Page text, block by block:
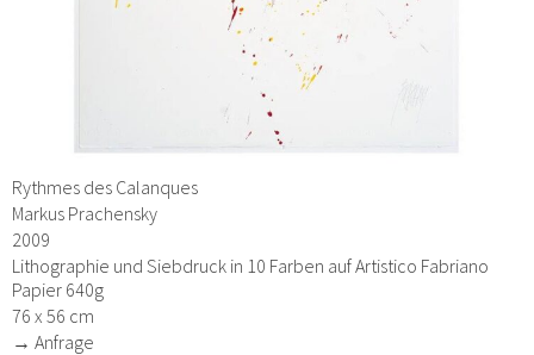
Rythmes des Calanques
Markus Prachensky
2009
Lithographie und Siebdruck in 10 Farben auf Artistico Fabriano
Papier 640g
76 x 56 cm
→ Anfrage